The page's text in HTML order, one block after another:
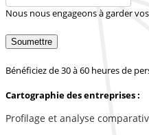
Nous nous engageons à garder
Soumettre
Bénéficiez de 30 à 60 heures de
Cartographie des entreprises :
Profilage et analyse